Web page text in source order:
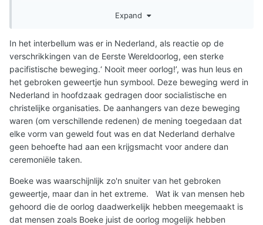
afgelopen jaren uitgewezen. Wat helpt dan nog wel?
https://www.historischnieuwsblad.nl/onderwijsvernieuwer-
kees-boeke/
Expand
In het interbellum was er in Nederland, als reactie op de
verschrikkingen van de Eerste Wereldoorlog, een sterke
pacifistische beweging.‘ Nooit meer oorlog!’, was hun leus en
het gebroken geweertje hun symbool. Deze beweging werd in
Nederland in hoofdzaak gedragen door socialistische en
christelijke organisaties. De aanhangers van deze beweging
waren (om verschillende redenen) de mening toegedaan dat
elke vorm van geweld fout was en dat Nederland derhalve
geen behoefte had aan een krijgsmacht voor andere dan
ceremoniële taken.
Boeke was waarschijnlijk zo'n snuiter van het gebroken
geweertje, maar dan in het extreme. Wat ik van mensen heb
gehoord die de oorlog daadwerkelijk hebben meegemaakt is
dat mensen zoals Boeke juist de oorlog mogelijk hebben